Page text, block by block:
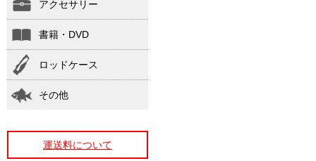
アクセサリー
書籍・DVD
ロッドケース
その他
運送料について